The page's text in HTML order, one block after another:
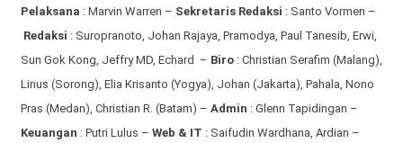
Pelaksana : Marvin Warren – Sekretaris Redaksi : Santo Vormen –
Redaksi : Suropranoto, Johan Rajaya, Pramodya, Paul Tanesib, Erwi,
Sun Gok Kong, Jeffry MD, Echard – Biro: Christian Serafim (Malang),
Linus (Sorong), Elia Krisanto (Yogya), Johan (Jakarta), Pahala, Nono
Pras (Medan), Christian R. (Batam) – Admin : Glenn Tapidingan –
Keuangan : Putri Lulus – Web & IT : Saifudin Wardhana, Ardian –